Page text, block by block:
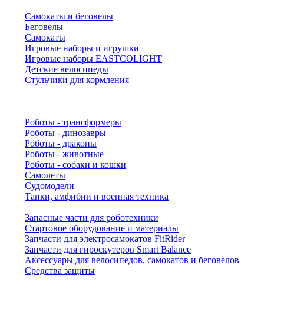
Самокаты и беговелы
Беговелы
Самокаты
Игровые наборы и игрушки
Игровые наборы EASTCOLIGHT
Детские велосипеды
Стульчики для кормления
Роботы - трансформеры
Роботы - динозавры
Роботы - драконы
Роботы - животные
Роботы - собаки и кошки
Самолеты
Судомодели
Танки, амфибии и военная техника
Запасные части для роботехники
Стартовое оборудование и материалы
Запчасти для электросамокатов FitRider
Запчасти для гироскутеров Smart Balance
Аксессуары для велосипедов, самокатов и беговелов
Средства защиты